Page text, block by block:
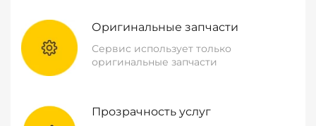
Оригинальные запчасти
Сервис использует только
оригинальные запчасти
Прозрачность услуг